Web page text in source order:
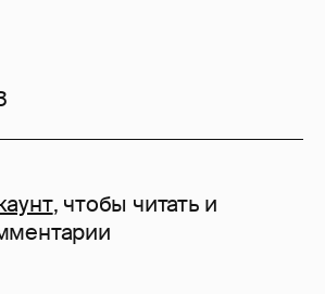
, чтобы читать и